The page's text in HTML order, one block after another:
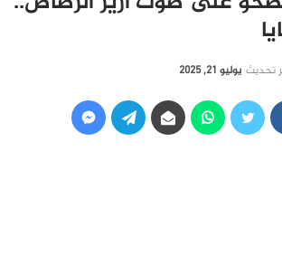
تحديث يوليو 21, 2025